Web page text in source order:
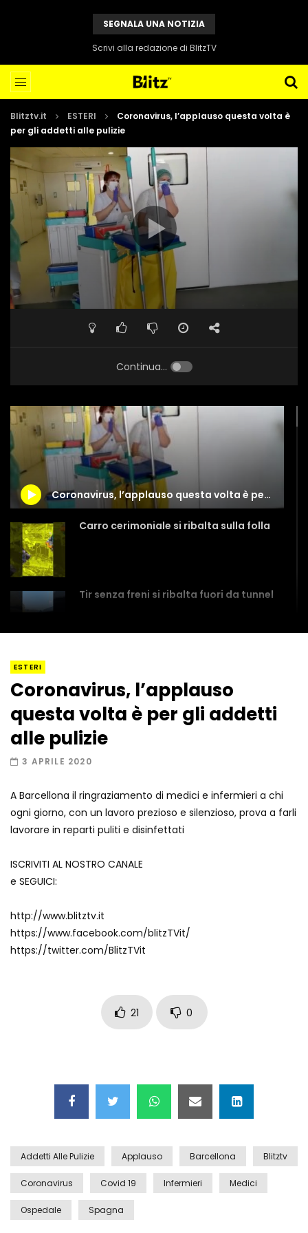
SEGNALA UNA NOTIZIA
Scrivi alla redazione di BlitzTV
Blitztv.it ESTERI
Coronavirus, l’applauso questa volta è
per gli addetti alle pulizie
Continua...
Coronavirus, l’applauso questa volta è per gli addetti alle pulizie
Carro cerimoniale si ribalta sulla folla
Tir senza freni si ribalta fuori da tunnel
Amiocuggino fa saltare in aria il drone
Record di baci in 30 secondi
Due navi USA si scontrano in mare
Auto coperta dal letame dopo
incidente
Nei casinò arriva il cambio oro
automatico
Grattacielo crolla per un incendio
Il gelo estremo crea un vulcano
ESTERI
Coronavirus, l’applauso
questa volta è per gli addetti
alle pulizie
3 APRILE 2020
A Barcellona il ringraziamento di medici e infermieri a chi
ogni giorno, con un lavoro prezioso e silenzioso, prova a farli
lavorare in reparti puliti e disinfettati
ISCRIVITI AL NOSTRO CANALE
e SEGUICI:
http://www.blitztv.it
https://www.facebook.com/blitzTVit/
https://twitter.com/BlitzTVit
21 0
Addetti Alle Pulizie Applauso Barcellona Blitztv
Coronavirus Covid 19 Infermieri Medici
Ospedale Spagna